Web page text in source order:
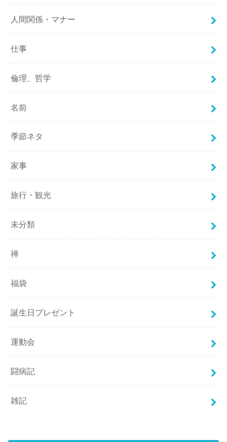
人間関係・マナー
仕事
倫理、哲学
名前
季節ネタ
家事
旅行・観光
未分類
禅
福袋
誕生日プレゼント
運動会
闘病記
雑記